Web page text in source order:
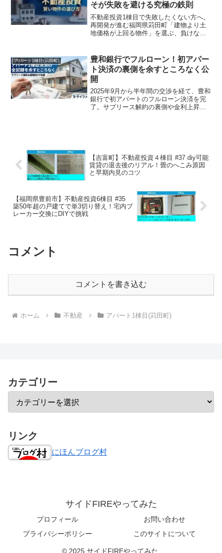
そが失敗を避ける究極の鉄則
不動産投資1棟目で失敗したくない方へ。
再開発が進む福岡県苅田町「建物より土
地価格が上回る物件」を選ぶ、負けない
実例をもとに、初心者でも再現できる資
産性重視の戦略を公開。
アパート1棟目(苅田町)
豊和銀行でフルローン！初アパー
ト決済の裏側を余すところなく公
開
2025年9月から半年間の交渉を経て、豊和
銀行で初アパートのフルローン決済を完
了。サブリース解約の裏側や金利上昇の
【吉富町】不動産投資４棟目 #37 diy可能
賃貸の退去後のリアル！畳のへこみ原因
と早期内見のコツ
【福岡県豊前市】不動産投資6棟目 #35
築50年超の戸建てで単3切り替え！宅内ブ
レーカー交換にDIYで挑戦
コメント
コメントを書き込む
ホーム 不動産 アパート1棟目(苅田町)
カテゴリー
リンク
にほんブログ村
サイドFIREやってみた
プロフィール
お問い合わせ
プライバシーポリシー
このサイトについて
© 2025 サイドFIREやってみた.